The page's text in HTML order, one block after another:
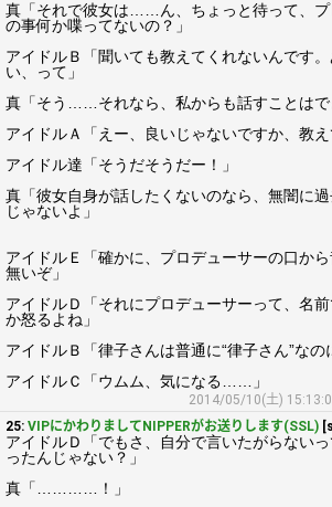
真「それで彼女は……ん、ちょっと待って、プ
の事何か喋ってないの？」
アイドルＢ「聞いても教えてくれないんです
い、って」
真「そう……それなら、私からも話すことはで
アイドルＡ「えー、良いじゃないですか、教え
アイドル達「そうだそうだー！」
真「彼女自身が話したくないのなら、無闇に
じゃないよ」
アイドルＥ「確かに、プロデューサーの口か
無いぞ」
アイドルＤ「それにプロデューサーって、名
か怒るよね」
アイドルＢ「律子さんは普通に“律子さん”なの
アイドルＣ「ウムム、気になる……」
2014/05/10(土)
25: VIPにかわりましてNIPPERがお送りします(SSL)
アイドルＤ「でもさ、自分で言いたがらない
ったんじゃない？」
真「…………！」